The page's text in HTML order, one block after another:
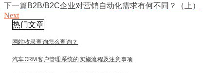
下一篇B2B/B2C企业对营销自动化需求有何不同？（上）
Next
热门文章
网站收录查询怎么查询？
汽车CRM客户管理系统的实施流程及注意事项